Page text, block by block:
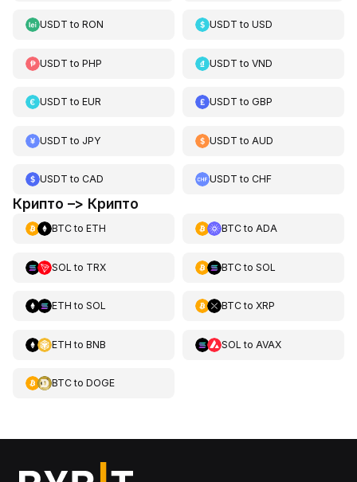
USDT to RON USDT toUSD
USDT to PHP USDT toVND
USDT to EUR USDT toGBP
USDT to JPY USDT to AUD
USDT to CAD USDT toCHF
Крипто –> Крипто
BTCto ETH BTCto ADA
SOL to TRX BTCto SOL
ETH to SOL BTCto XRP
ETH to BNB SOL to AVAX
BTCto DOGE